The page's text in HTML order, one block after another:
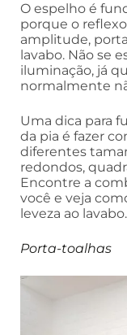
O espelho é
porque o
amplitude,
lavabo. Não se
iluminação, já
normalmente
Uma dica para
da pia é fazer
diferentes
redondos,
Encontre a
você e veja
leveza ao lavabo.
Porta-toalhas